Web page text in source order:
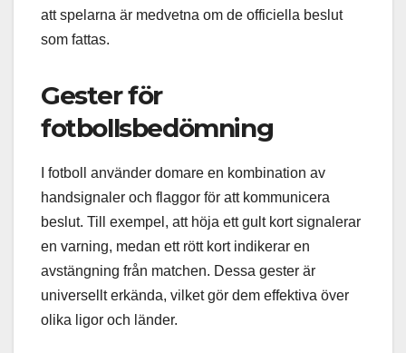
att spelarna är medvetna om de officiella beslut
som fattas.
Gester för
fotbollsbedömning
I fotboll använder domare en kombination av
handsignaler och flaggor för att kommunicera
beslut. Till exempel, att höja ett gult kort signalerar
en varning, medan ett rött kort indikerar en
avstängning från matchen. Dessa gester är
universellt erkända, vilket gör dem effektiva över
olika ligor och länder.